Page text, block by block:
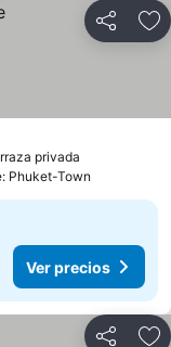
Compartir
privada
Phuket-Town
Ver precios